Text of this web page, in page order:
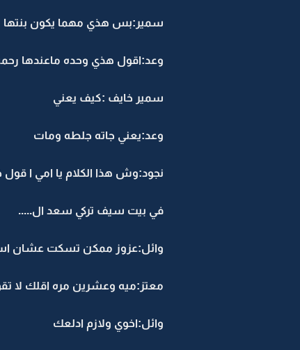
سمير:بس هذي مهما يكون بنتها
وعد:اقول هذي وحده ماعندها
سمير خايف :كيف يعني
وعد:يعني جاته جلطه ومات
نجود:وش هذا الكلام يا امي ا
في بيت سيف تركي سعد ال.....
وائل:عزوز ممكن تسكت عشان
معتز:ميه وعشرين مره اقلك لا
وائل:اخوي ولازم ادلعك